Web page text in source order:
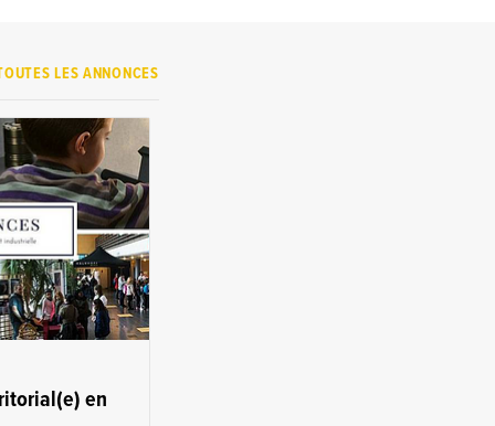
LES ANNONCES
en